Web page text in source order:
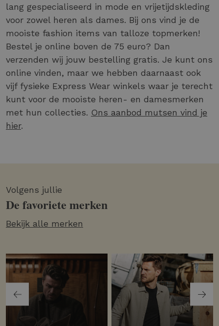
lang gespecialiseerd in mode en vrijetijdskleding
voor zowel heren als dames. Bij ons vind je de
mooiste fashion items van talloze topmerken!
Bestel je online boven de 75 euro? Dan
verzenden wij jouw bestelling gratis. Je kunt ons
online vinden, maar we hebben daarnaast ook
vijf fysieke Express Wear winkels waar je terecht
kunt voor de mooiste heren- en damesmerken
met hun collecties. Ons aanbod mutsen vind je
hier.
Volgens jullie
De favoriete merken
Bekijk alle merken